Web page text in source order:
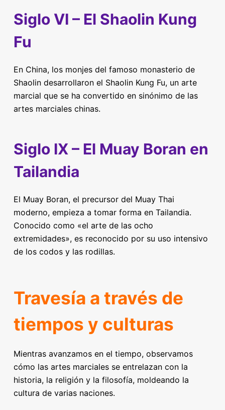
Siglo VI – El Shaolin Kung
Fu
En China, los monjes del famoso monasterio de
Shaolin desarrollaron el Shaolin Kung Fu, un arte
marcial que se ha convertido en sinónimo de las
artes marciales chinas.
Siglo IX – El Muay Boran en
Tailandia
El Muay Boran, el precursor del Muay Thai
moderno, empieza a tomar forma en Tailandia.
Conocido como «el arte de las ocho
extremidades», es reconocido por su uso intensivo
de los codos y las rodillas.
Travesía a través de
tiempos y culturas
Mientras avanzamos en el tiempo, observamos
cómo las artes marciales se entrelazan con la
historia, la religión y la filosofía, moldeando la
cultura de varias naciones.